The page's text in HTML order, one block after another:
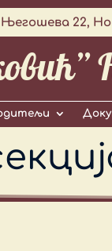
Његошева 22,